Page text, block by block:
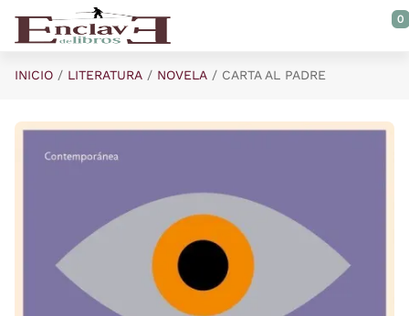
Saltar al contenido principal
0
INICIO LITERATURA NOVELA CARTA AL PADRE